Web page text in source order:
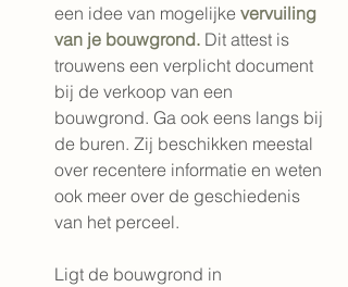
een idee van mogelijke vervuiling
van je bouwgrond. Dit attest is
trouwens een verplicht document
bij de verkoop van een
bouwgrond. Ga ook eens langs bij
de buren. Zij beschikken meestal
over recentere informatie en weten
ook meer over de geschiedenis
van het perceel.
Ligt de bouwgrond in